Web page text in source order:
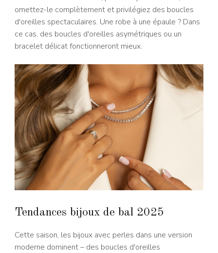
omettez-le complètement et privilégiez des boucles
d'oreilles spectaculaires. Une robe à une épaule ? Dans
ce cas, des boucles d'oreilles asymétriques ou un
bracelet délicat fonctionneront mieux.
Tendances bijoux de bal 2025
Cette saison, les bijoux avec perles dans une version
moderne dominent – des boucles d'oreilles